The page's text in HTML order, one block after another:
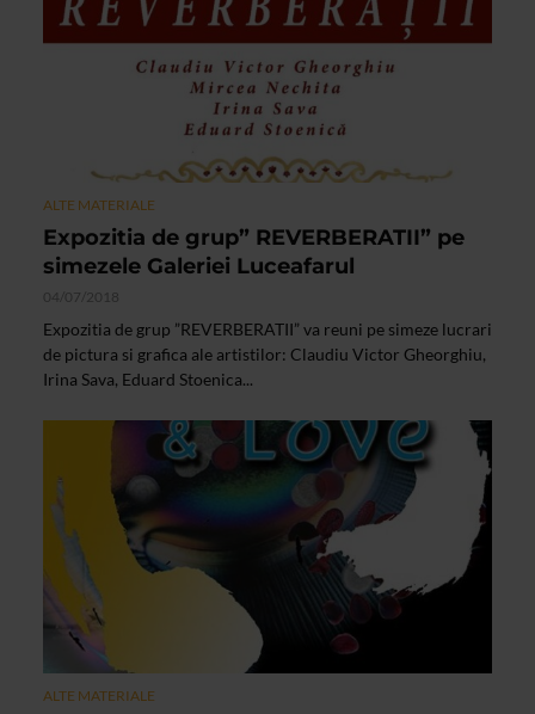
ALTE MATERIALE
Expozitia de grup” REVERBERATII” pe
simezele Galeriei Luceafarul
04/07/2018
Expozitia de grup ”REVERBERATII” va reuni pe simeze lucrari
de pictura si grafica ale artistilor: Claudiu Victor Gheorghiu,
Irina Sava, Eduard Stoenica...
ALTE MATERIALE